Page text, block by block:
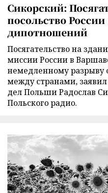
Сикорский:
посольство
дипотношений
Посягательство на
миссии России в
немедленному
между странами,
дел Польши Радослав
Польского радио.